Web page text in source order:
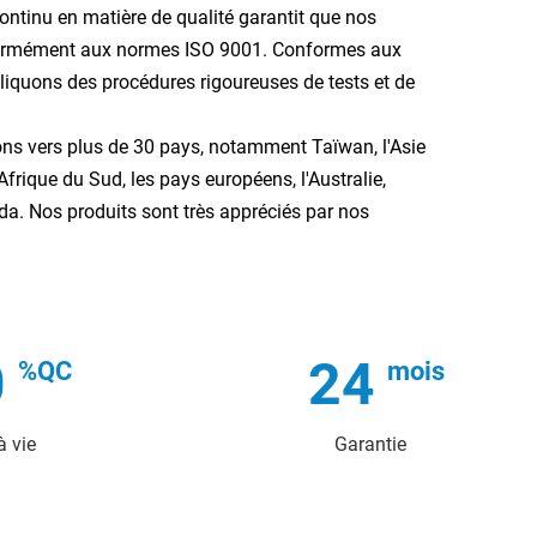
en matière de qualité garantit que nos
aux normes ISO 9001. Conformes aux
des procédures rigoureuses de tests et de
vers plus de 30 pays, notamment Taïwan, l'Asie
du Sud, les pays européens, l'Australie,
Nos produits sont très appréciés par nos
vie
24
Garantie